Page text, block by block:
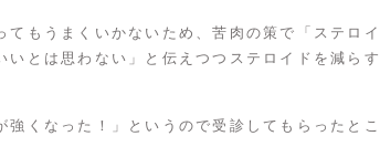
もうまくいかないため、苦肉の策で「ステロイ
とは思わない」と伝えつつステロイドを減らす
くなった！」というので受診してもらったとこ